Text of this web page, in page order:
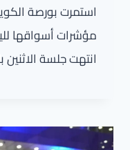
استمرت بورصة
مؤشرات أسواقها
انتهت جلسة الاثنين